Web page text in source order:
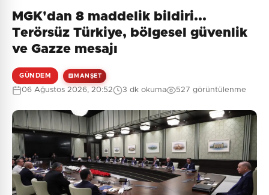
MGK'dan 8 maddelik bildiri...
Terörsüz Türkiye, bölgesel güvenlik
ve Gazze mesajı
GÜNDEM MANŞET
06 Ağustos 2026, 20:52 3 dk okuma 527 görüntülenme